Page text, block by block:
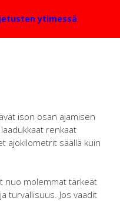
ison osan ajamisen
renkaat
ajokilometrit säällä kuin
nuo molemmat tärkeät
turvallisuus. Jos vaadit